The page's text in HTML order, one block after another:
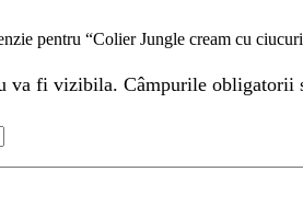
pentru “Colier Jungle cream cu
va fi vizibila. Câmpurile obligatorii